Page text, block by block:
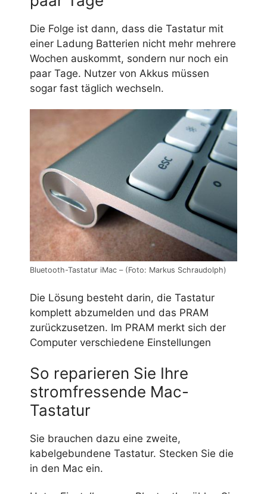
Die Folge ist dann, dass die Tastatur mit
einer Ladung Batterien nicht mehr mehrere
Wochen auskommt, sondern nur noch ein
paar Tage. Nutzer von Akkus müssen
sogar fast täglich wechseln.
Bluetooth-Tastatur iMac – (Foto: Markus Schraudolph)
Die Lösung besteht darin, die Tastatur
komplett abzumelden und das PRAM
zurückzusetzen. Im PRAM merkt sich der
Computer verschiedene Einstellungen
So reparieren Sie Ihre
stromfressende Mac-
Tastatur
Sie brauchen dazu eine zweite,
kabelgebundene Tastatur. Stecken Sie die
in den Mac ein.